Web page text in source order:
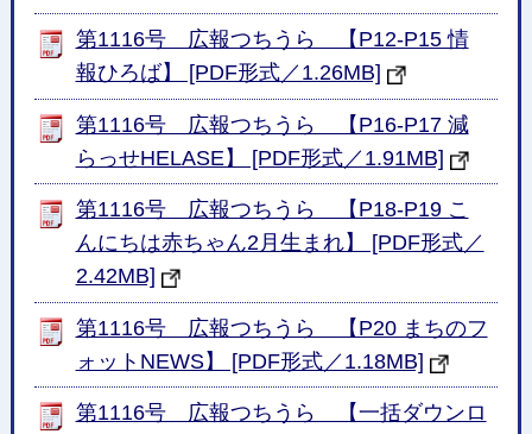
第1116号 広報つちうら 【P12-P15 情
報ひろば】 [PDF形式／1.26MB]
第1116号 広報つちうら 【P16-P17 減
らっせHELASE】 [PDF形式／1.91MB]
第1116号 広報つちうら 【P18-P19 こ
んにちは赤ちゃん2月生まれ】 [PDF形式／
2.42MB]
第1116号 広報つちうら 【P20 まちのフ
ォットNEWS】 [PDF形式／1.18MB]
第1116号 広報つちうら 【一括ダウンロ